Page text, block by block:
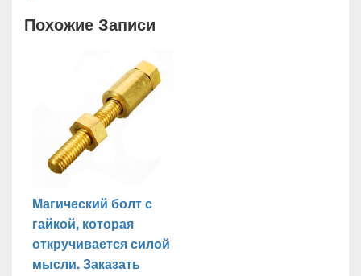
Похожие Записи
Магический болт с
гайкой, которая
откручивается силой
мысли. Заказать